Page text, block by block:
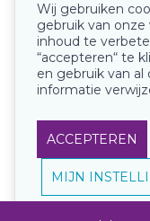
Wij gebruiken
gebruik van
inhoud te
“accepteren“ te
en gebruik van al
informatie
ACCEPTEREN
MIJN